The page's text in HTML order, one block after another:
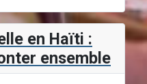
en Haïti :
ensemble